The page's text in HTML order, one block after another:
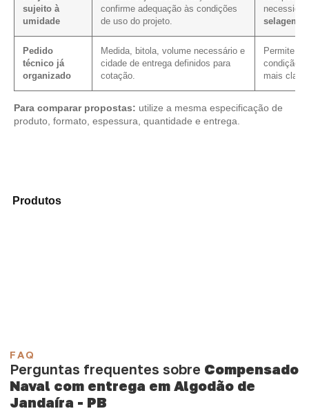
sujeito à
umidade
confirme adequação às condições
de uso do projeto.
selagem
Pedido
técnico já
organizado
Medida, bitola, volume necessário e
cidade de entrega definidos para
cotação.
Permite
condição
mais
Para comparar propostas: utilize a mesma especificação de
produto, formato, espessura, quantidade e entrega.
Produtos
FAQ
Perguntas frequentes sobre Compensado
Naval com entrega em Algodão de
Jandaíra - PB